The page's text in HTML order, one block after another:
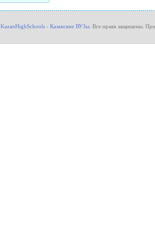
KazanHighSchools - Казанские ВУЗы . Все права защищены.